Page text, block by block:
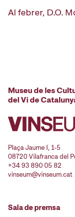
Al febrer, D.O.
Museu de les
del Vi de
Plaça Jaume I, 1-5
08720 Vilafranca del
+34 93 890 05 82
vinseum@vinseum.cat
Sala de premsa